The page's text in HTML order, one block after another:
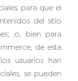
para que el
del sitio
o, bien para
de esta
usuarios han
se pueden